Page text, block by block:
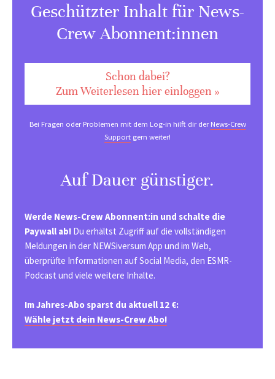
Geschützter Inhalt für News-
Crew Abonnent:innen
Schon dabei?
Zum Weiterlesen hier einloggen »
Bei Fragen oder Problemen mit dem Log-in hilft dir derNews-Crew
Support gern weiter!
Auf Dauer günstiger.
Werde News-Crew Abonnent:in und schalte die
Paywall ab! Du erhältst Zugriff auf die vollständigen
Meldungen in der NEWSiversum App und im Web,
überprüfte Informationen auf Social Media, den ESMR-
Podcast und viele weitere Inhalte.
Im Jahres-Abo sparst du aktuell 12 €:
Wähle jetzt dein News-Crew Abo!